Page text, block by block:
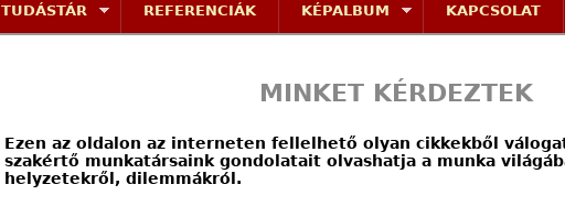
TUDÁSTÁR REFERENCIÁK KÉPALBUM KAPCSOLAT
MINKET KÉRDEZTEK
Ezen az oldalon az interneten fellelhető olyan cikkekből
szakértő munkatársaink gondolatait olvashatja a munka
helyzetekről, dilemmákról.